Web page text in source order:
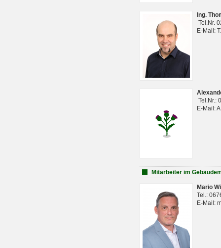
Ing.
Tel.Nr.
E-Mail:
Tel.Nr.:
E-Mail:
Mitarbeiter im
Mario
Tel.:
E-Mail: